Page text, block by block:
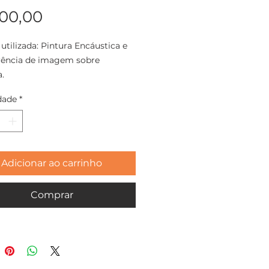
utilizada: Pintura Encáustica e
de imagem sobre
13x13cm
vendidos
2021
*
Adicionar ao carrinho
Comprar